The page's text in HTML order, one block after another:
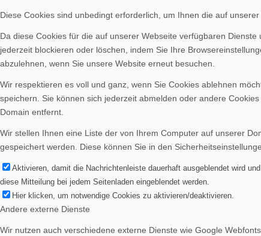
Bilder BSA
Diese Cookies sind unbedingt erforderlich, um Ihnen die auf
Da diese Cookies für die auf unserer Webseite verfügbaren
jederzeit blockieren oder löschen, indem Sie Ihre
abzulehnen, wenn Sie unsere Website erneut besuchen.
Wir respektieren es voll und ganz, wenn Sie Cookies ablehnen
speichern. Sie können sich jederzeit abmelden oder andere
Domain entfernt.
Wir stellen Ihnen eine Liste der von Ihrem Computer auf unserer
gespeichert werden. Diese können Sie in den
Aktivieren, damit die Nachrichtenleiste dauerhaft ausgeblendet wird
diese Mitteilung bei jedem Seitenladen eingeblendet werden.
Hier klicken, um notwendige Cookies zu aktivieren/deaktivieren.
Andere externe Dienste
Wir nutzen auch verschiedene externe Dienste wie Google